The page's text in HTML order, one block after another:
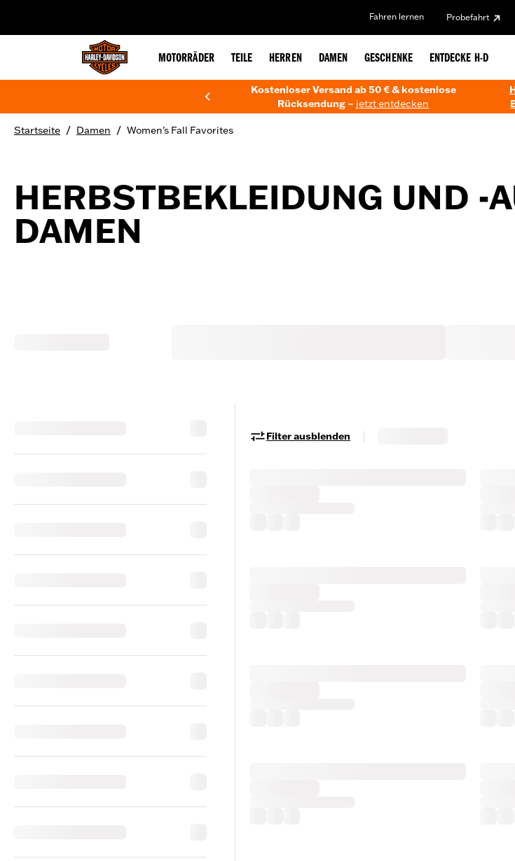
Fahren lernen Probefahrt
MOTORRÄDER TEILE HERREN DAMEN GESCHENKE ENTDECKE H-D
Kostenloser Versand ab 50 € & kostenlose
Rücksendung – jetzt entdecken
Startseite / Damen / Women's Fall Favorites
HERBSTBEKLEIDUNG UND -
DAMEN
Filter ausblenden